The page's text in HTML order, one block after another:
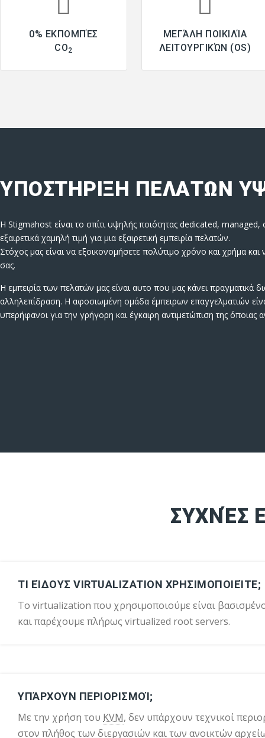
0% ΕΚΠΟΜΠΈΣ
CO2
ΜΕΓΆΛΗ ΠΟΙΚΙΛΊΑ
ΛΕΙΤΟΥΡΓΙΚΏΝ (OS)
ΥΠΟΣΤΗΡΙΞΗ ΠΕΛΑΤΩΝ
Η Stigmahost είναι το σπίτι υψηλής ποιότητας dedicated,
εξαιρετικά χαμηλή τιμή για μια εξαιρετική εμπειρία πελατών.
Στόχος μας είναι να εξοικονομήσετε πολύτιμο χρόνο και χρήμα και
σας.
Η εμπειρία των πελατών μας είναι αυτο που μας κάνει πραγματικά
αλληλεπίδραση. Η αφοσιωμένη ομάδα έμπειρων επαγγελματιών
υπερήφανοι για την γρήγορη και έγκαιρη αντιμετώπιση της όποιας
ΣΥΧΝΈΣ
ΤΙ ΕΊΔΟΥΣ VIRTUALIZATION ΧΡΗΣΙΜΟΠΟΙΕΊΤΕ;
Το virtualization που χρησιμοποιούμε είναι
και παρέχουμε πλήρως virtualized root servers.
ΥΠΆΡΧΟΥΝ ΠΕΡΙΟΡΙΣΜΟΊ;
Με την χρήση του KVM, δεν υπάρχουν τεχνικοί
στον πλήθος των διεργασιών και των ανοικτών